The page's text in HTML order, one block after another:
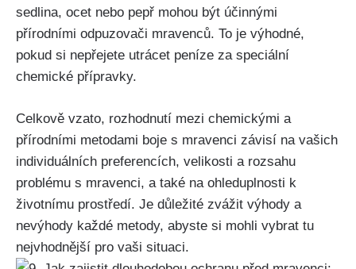
sedlina, ocet nebo pepř mohou být účinnými
přírodními odpuzovači mravenců. To je výhodné,
pokud si nepřejete utrácet peníze za speciální
chemické přípravky.
Celkově vzato, rozhodnutí mezi chemickými a
přírodními‌ metodami boje ⁢s mravenci závisí na vašich
individuálních preferencích, velikosti a rozsahu
problému s mravenci, a také na ohleduplnosti k
životnímu prostředí. Je důležité ⁤zvážit výhody‍ a
⁤nevýhody každé metody, abyste si mohli ⁢vybrat tu
nejvhodnější pro vaši situaci.